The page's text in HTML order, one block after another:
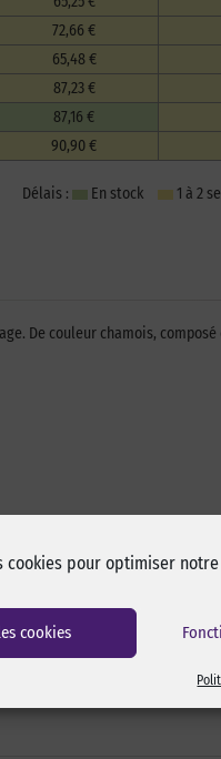
cookies pour optimiser
cookies
72,66 €
65,48 €
87,23 €
87,16 €
90,90 €
Délais : En stock 1 à 2
De couleur chamois,